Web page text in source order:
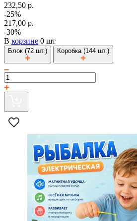
232,50 р.
-25%
217,00 р.
-30%
В корзине 0 шт
Блок (72 шт.) Коробка (144 шт.)